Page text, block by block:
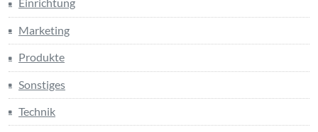
Marketing
Produkte
Sonstiges
Technik